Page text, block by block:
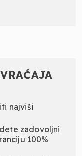
najviši
zadovoljni
100%